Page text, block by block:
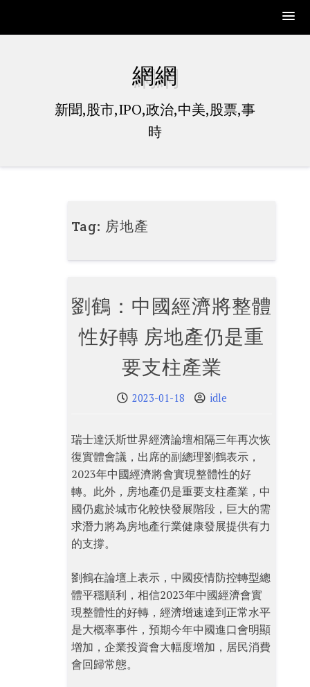
網網
新聞,股市,IPO,政治,中美,股票,事
時
Tag: 房地產
劉鶴：中國經濟將整體
性好轉 房地產仍是重
要支柱產業
2023-01-18 idle
瑞士達沃斯世界經濟論壇相隔三年再次恢
復實體會議，出席的副總理劉鶴表示，
2023年中國經濟將會實現整體性的好
轉。此外，房地產仍是重要支柱產業，中
國仍處於城市化較快發展階段，巨大的需
求潛力將為房地產行業健康發展提供有力
的支撐。
劉鶴在論壇上表示，中國疫情防控轉型總
體平穩順利，相信2023年中國經濟會實
現整體性的好轉，經濟增速達到正常水平
是大概率事件，預期今年中國進口會明顯
增加，企業投資會大幅度增加，居民消費
會回歸常態。